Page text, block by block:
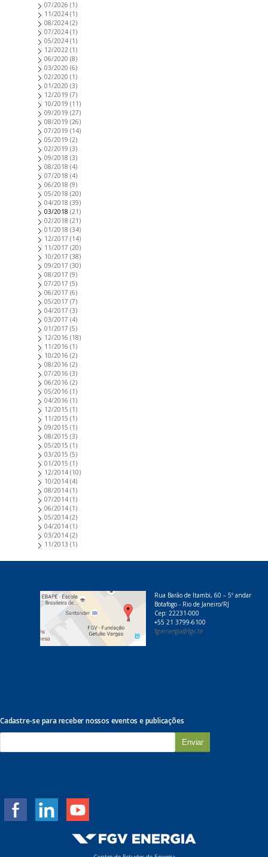
07/2026 (1)
11/2024 (1)
08/2024 (2)
07/2024 (1)
05/2024 (1)
12/2022 (1)
06/2020 (8)
03/2020 (6)
02/2020 (1)
01/2020 (3)
12/2019 (7)
10/2019 (11)
09/2019 (27)
08/2019 (26)
07/2019 (14)
05/2019 (2)
02/2019 (3)
09/2018 (3)
08/2018 (4)
07/2018 (4)
06/2018 (9)
05/2018 (20)
04/2018 (39)
03/2018 (21)
02/2018 (21)
01/2018 (34)
12/2017 (14)
11/2017 (20)
10/2017 (38)
09/2017 (30)
08/2017 (9)
07/2017 (5)
06/2017 (6)
05/2017 (7)
04/2017 (3)
03/2017 (4)
01/2017 (5)
12/2016 (18)
11/2016 (1)
10/2016 (2)
08/2016 (2)
07/2016 (3)
06/2016 (2)
05/2016 (1)
04/2016 (1)
12/2015 (1)
11/2015 (1)
09/2015 (1)
08/2015 (3)
05/2015 (1)
03/2015 (5)
01/2015 (1)
12/2014 (10)
10/2014 (4)
08/2014 (1)
07/2014 (1)
06/2014 (1)
05/2014 (2)
04/2014 (1)
03/2014 (2)
11/2013 (1)
Rua Barão de Itambi, 60 – 5º andar
Botafogo - Rio de Janeiro/RJ
Cep: 22231-000
+55 21 3799-6100
fgvenergia@fgv.br
Cadastre-se para receber nossos eventos e publicações
m